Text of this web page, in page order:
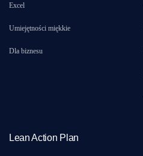
Excel
Umiejętności miękkie
Dla biznesu
Lean Action Plan